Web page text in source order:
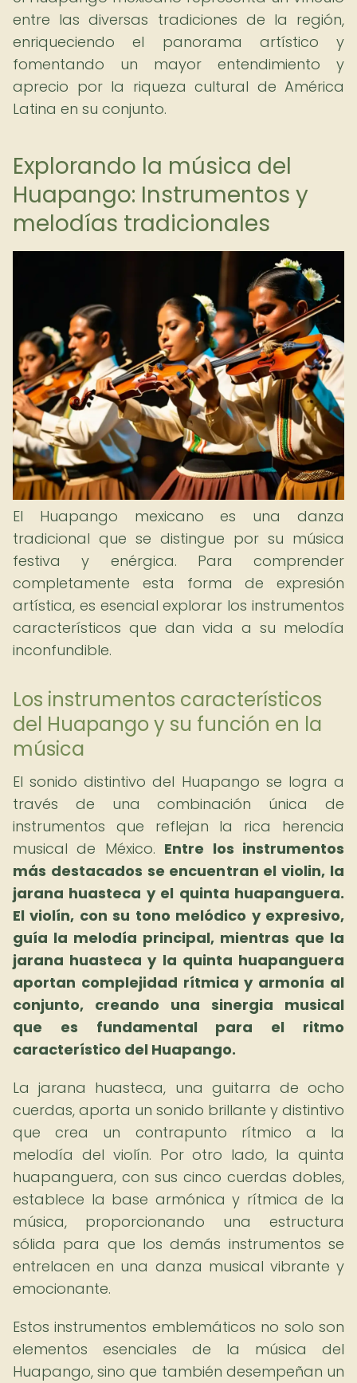
entre las diversas tradiciones de la región,
enriqueciendo el panorama artístico y
fomentando un mayor entendimiento y
aprecio por la riqueza cultural de América
Latina en su conjunto.
Explorando la música del
Huapango: Instrumentos y
melodías tradicionales
El Huapango mexicano es una danza
tradicional que se distingue por su música
festiva y enérgica. Para comprender
completamente esta forma de expresión
artística, es esencial explorar los instrumentos
característicos que dan vida a su melodía
inconfundible.
Los instrumentos característicos
del Huapango y su función en la
música
El sonido distintivo del Huapango se logra a
través de una combinación única de
instrumentos que reflejan la rica herencia
musical de México. Entre los instrumentos
más destacados se encuentran el violin, la
jarana huasteca y el quinta huapanguera.
El violín, con su tono melódico y expresivo,
guía la melodía principal, mientras que la
jarana huasteca y la quinta huapanguera
aportan complejidad rítmica y armonía al
conjunto, creando una sinergia musical
que es fundamental para el ritmo
característico del Huapango.
La jarana huasteca, una guitarra de ocho
cuerdas, aporta un sonido brillante y distintivo
que crea un contrapunto rítmico a la
melodía del violín. Por otro lado, la quinta
huapanguera, con sus cinco cuerdas dobles,
establece la base armónica y rítmica de la
música, proporcionando una estructura
sólida para que los demás instrumentos se
entrelacen en una danza musical vibrante y
emocionante.
Estos instrumentos emblemáticos no solo son
elementos esenciales de la música del
Huapango, sino que también desempeñan un